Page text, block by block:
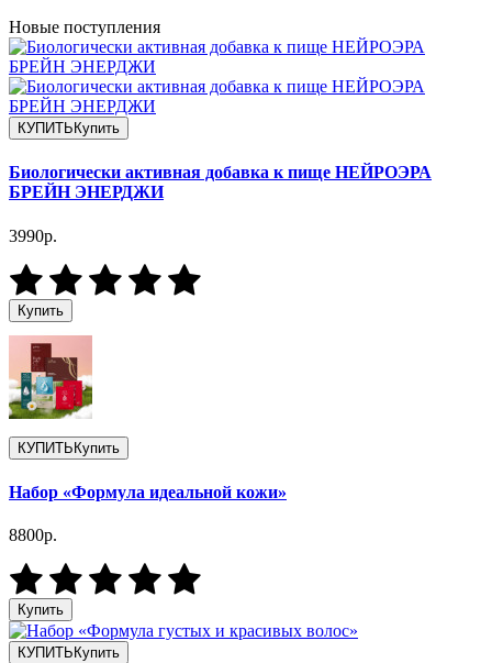
Новые поступления
КУПИТЬ Купить
Биологически активная добавка к пище НЕЙРОЭРА
БРЕЙН ЭНЕРДЖИ
3990р.
Купить
КУПИТЬКупить
Набор «Формула идеальной кожи»
8800р.
Купить
КУПИТЬ Купить